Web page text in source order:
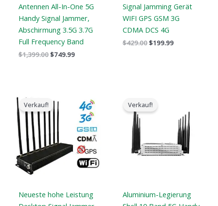
Antennen All-In-One 5G
Handy Signal Jammer,
Abschirmung 3.5G 3.7G
Full Frequency Band
$1,399.00$749.99
Signal Jamming Gerät
WIFI GPS GSM 3G
CDMA DCS 4G
$429.00$199.99
Verkauf!
Neueste hohe Leistung
ursprüngliche
Preis
war:
$1,399.00.
aktuelle
Preis
ist:
$719.89.
Verkauf!
Aluminium-Legierung
ursprüngliche
Preis
ist:
$425.99.